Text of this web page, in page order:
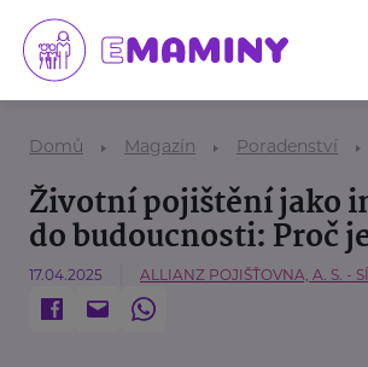
Domů Magazín Poradenství
Životní pojištění jako
do budoucnosti: Proč
17.04.2025 ALLIANZ POJIŠŤOVNA, A. S. -